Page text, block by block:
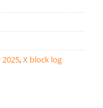
,X block log